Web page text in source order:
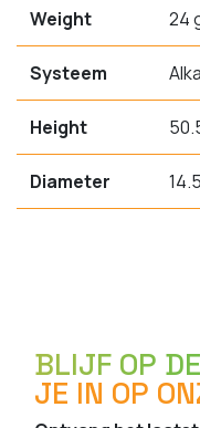
Weight 24
Systeem
Height
Diameter
BLIJF OP
JE IN OP